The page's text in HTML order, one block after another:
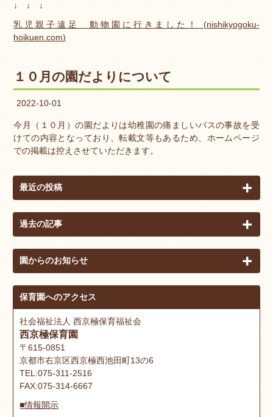
↓ ↓ ↓
乳児親子遠足 動物園に行きました！ (nishikyogoku-
hoikuen.com)
１０月の園だよりについて
2022-10-01
今月（１０月）の園だよりは幼稚園の痛ましいバスの事故を受
けての内容となっており、転載文等もあるため、ホームページ
での掲載は控えさせていただきます。
最近の投稿
過去の記事
園からのお知らせ
保育園へのアクセス
社会福祉法人 西京極保育福祉会
西京極保育園
〒615-0851
京都市右京区西京極西池田町13の6
TEL:075-311-2516
FAX:075-314-6667
■情報開示